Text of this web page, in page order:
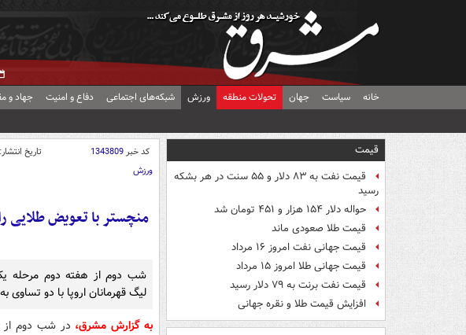
خانه سیاست جهان تحولات منطقه ورزش شبکه‌های اجتماعی دفاع و امنیت جهاد و
قیمت
قیمت نفت به ۸۳ دلار و ۵۵ سنت در هر بشکه
رسید
حواله دلار ۱۵۴ هزار و ۴۵۱ تومان شد
قیمت طلا صعودی ماند
قیمت جهانی نفت امروز ۱۶ مرداد
قیمت جهانی طلا امروز ۱۵ مرداد
قیمت نفت برنت به ۷۹ دلار رسید
افزایش قیمت طلا و نقره جهانی
کد خبر1343809 تاریخ انتشار:
ورزش
منچستر با تعویض
شب دوم از هفته دوم مرحله
لیگ قهرمانان اروپا با دو تساوی
به گزارش مشرق، در شب دوم از